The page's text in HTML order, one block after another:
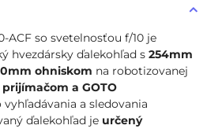
ACF so svetelnosťou f/10 je
hvezdársky ďalekohľad s 254mm
ohniskom na robotizovanej
prijímačom a GOTO
a sledovania
ďalekohľad je určený